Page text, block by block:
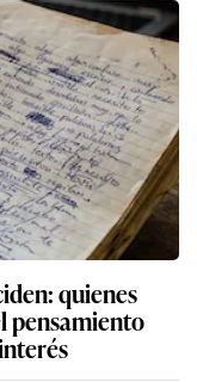
quienes
pensamiento